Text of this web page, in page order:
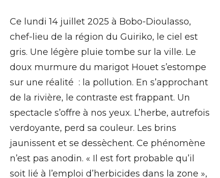
Ce lundi 14 juillet 2025 à Bobo-Dioulasso,
chef-lieu de la région du Guiriko, le ciel est
gris. Une légère pluie tombe sur la ville. Le
doux murmure du marigot Houet s’estompe
sur une réalité : la pollution. En s’approchant
de la rivière, le contraste est frappant. Un
spectacle s’offre à nos yeux. L’herbe, autrefois
verdoyante, perd sa couleur. Les brins
jaunissent et se dessèchent. Ce phénomène
n’est pas anodin. « Il est fort probable qu’il
soit lié à l’emploi d’herbicides dans la zone »,